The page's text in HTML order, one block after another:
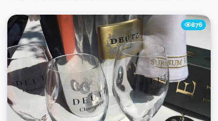
876